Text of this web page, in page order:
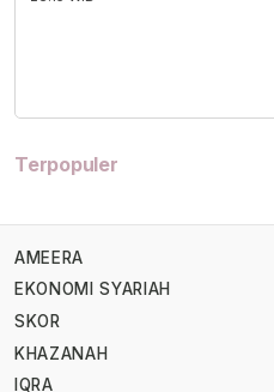
Terpopuler
AMEERA
EKONOMI SYARIAH
SKOR
KHAZANAH
IQRA